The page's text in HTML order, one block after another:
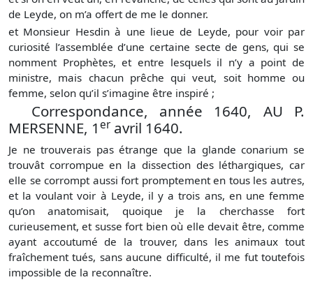
de Leyde, on m’a offert de me le donner.
et Monsieur Hesdin à une lieue de Leyde, pour voir par
curiosité l’assemblée d’une certaine secte de gens, qui se
nomment Prophètes, et entre lesquels il n’y a point de
ministre, mais chacun prêche qui veut, soit homme ou
femme, selon qu’il s’imagine être inspiré ;
Correspondance, année 1640, AU P.
MERSENNE, 1er avril 1640.
Je ne trouverais pas étrange que la glande conarium se
trouvât corrompue en la dissection des léthargiques, car
elle se corrompt aussi fort promptement en tous les autres,
et la voulant voir à Leyde, il y a trois ans, en une femme
qu’on anatomisait, quoique je la cherchasse fort
curieusement, et susse fort bien où elle devait être, comme
ayant accoutumé de la trouver, dans les animaux tout
fraîchement tués, sans aucune difficulté, il me fut toutefois
impossible de la reconnaître.